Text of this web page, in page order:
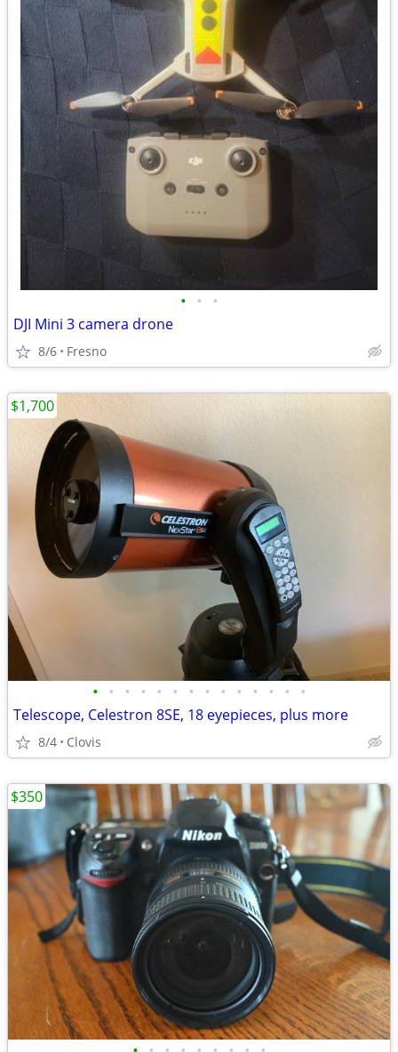
• • •
DJI Mini 3 camera drone
8/6 Fresno
• • • • • • • • • • • • • •
Telescope, Celestron 8SE, 18 eyepieces, plus more
8/4 Clovis
$1,700
$350